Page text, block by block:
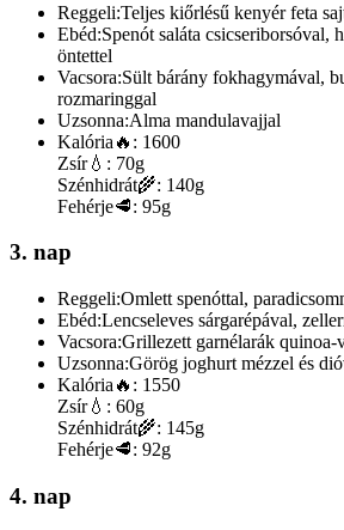
Reggeli:Teljes kiőrlésű kenyér feta
Ebéd:Spenót saláta csicseriborsóval,
öntettel
Vacsora:Sült bárány fokhagymával,
rozmaringgal
Uzsonna:Alma mandulavajjal
Kalória 🔥: 1600
Zsír💧: 70g
Szénhidrát🌾: 140g
Fehérje🥩: 95g
3. nap
Reggeli:Omlett spenóttal,
Ebéd:Lencseleves sárgarépával,
Vacsora:Grillezett garnélarák
Uzsonna:Görög joghurt mézzel és
Kalória 🔥: 1550
Zsír💧: 60g
Szénhidrát🌾: 145g
Fehérje🥩: 92g
4. nap